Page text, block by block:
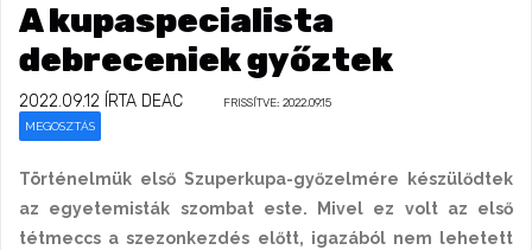
A kupaspecialista
debreceniek győztek
2022.09.12 ÍRTA DEAC FRISSÍTVE: 2022.09.15
MEGOSZTÁS
Történelmük első Szuperkupa-győzelmére készülődtek
az egyetemisták szombat este. Mivel ez volt az első
tétmeccs a szezonkezdés előtt, igazából nem lehetett